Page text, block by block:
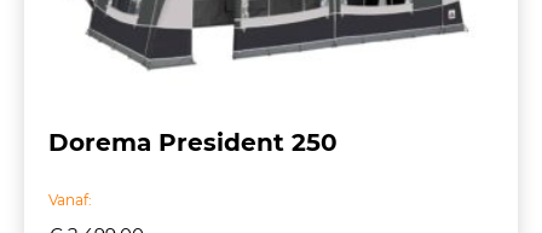
Dorema President 250
Vanaf: